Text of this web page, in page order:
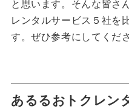
と思います。そんな皆さ
レンタルサービス５社を
す。ぜひ参考にしてくださ
あるるおトクレン